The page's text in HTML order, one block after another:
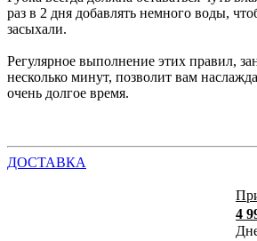
раз в 2 дня добавлять немного воды,
засыхали.
Регулярное выполнение этих правил,
несколько минут, позволит вам
очень долгое время.
ДОСТАВКА
4